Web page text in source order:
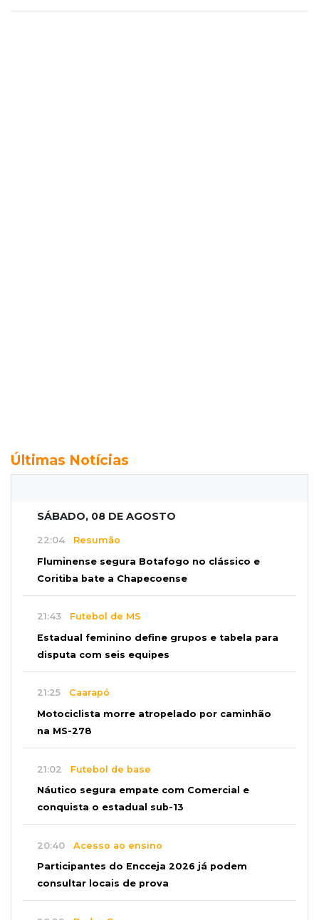
Últimas Notícias
SÁBADO, 08 DE AGOSTO
22:04 Resumão
Fluminense segura Botafogo no clássico e
Coritiba bate a Chapecoense
21:43 Futebol de MS
Estadual feminino define grupos e tabela para
disputa com seis equipes
21:25 Caarapó
Motociclista morre atropelado por caminhão
na MS-278
21:02 Futebol de base
Náutico segura empate com Comercial e
conquista o estadual sub-13
20:40 Acesso ao ensino
Participantes do Encceja 2026 já podem
consultar locais de prova